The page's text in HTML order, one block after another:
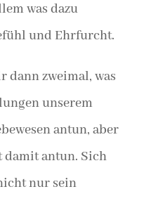
was dazu
und Ehrfurcht.
zweimal, was
unserem
antun, aber
damit antun. Sich
nur sein